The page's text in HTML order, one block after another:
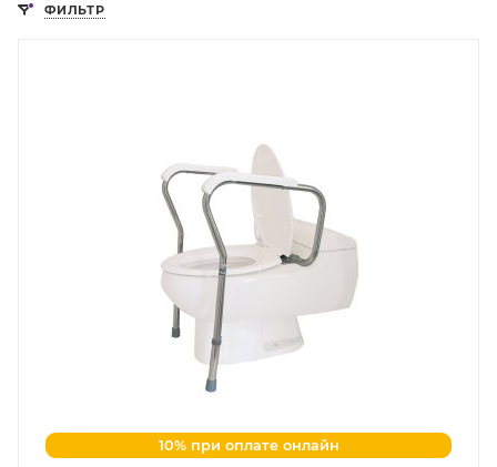
ФИЛЬТР
10% при оплате онлайн